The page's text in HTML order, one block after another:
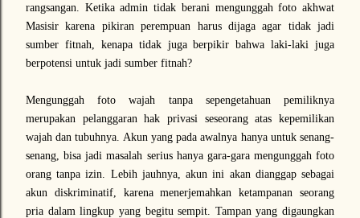
rangsangan. Ketika admin tidak berani mengunggah foto akhwat
Masisir karena pikiran perempuan harus dijaga agar tidak jadi
sumber fitnah, kenapa tidak juga berpikir bahwa laki-laki juga
berpotensi untuk jadi sumber fitnah?
Mengunggah foto wajah tanpa sepengetahuan pemiliknya
merupakan pelanggaran hak privasi seseorang atas kepemilikan
wajah dan tubuhnya. Akun yang pada awalnya hanya untuk senang-
senang, bisa jadi masalah serius hanya gara-gara mengunggah foto
orang tanpa izin. Lebih jauhnya, akun ini akan dianggap sebagai
akun diskriminatif, karena menerjemahkan ketampanan seorang
pria dalam lingkup yang begitu sempit. Tampan yang digaungkan